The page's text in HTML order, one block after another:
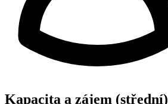
Kapacita a zájem (střední)